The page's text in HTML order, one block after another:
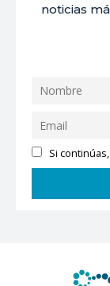
noticias
Si